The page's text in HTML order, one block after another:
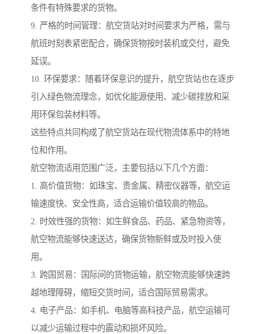
条件有特殊要求的货物。
9. 严格的时间管理：航空货站对时间要求为严格，需与
航班时刻表紧密配合，确保货物按时装机或交付，避免
延误。
10. 环保要求：随着环保意识的提升，航空货站也在逐步
引入绿色物流理念，如优化能源使用、减少碳排放和采
用环保包装材料等。
这些特点共同构成了航空货站在现代物流体系中的特地
位和作用。
航空物流适用范围广泛，主要包括以下几个方面：
1. 高价值货物：如珠宝、贵金属、精密仪器等，航空运
输速度快、安全性高，适合运输价值较高的物品。
2. 时效性强的货物：如生鲜食品、药品、紧急物资等，
航空物流能够快速送达，确保货物新鲜或及时投入使
用。
3. 跨国贸易：国际间的货物运输，航空物流能够快速跨
越地理障碍，缩短交货时间，适合国际贸易需求。
4. 电子产品：如手机、电脑等高科技产品，航空运输可
以减少运输过程中的震动和损坏风险。